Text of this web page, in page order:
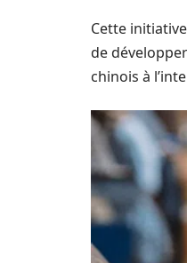
Cette
de
chinois à